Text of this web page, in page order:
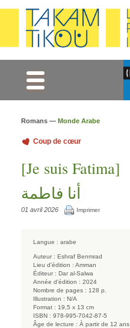
Romans — Monde Arabe
Coup de cœur
[Je suis Fatima]
أنا فاطمة
01 avril 2026 Imprimer
Langue : arabe
Auteur : Eshraf Benmrad
Lieu d'édition : Amman
Éditeur : Dar al-Salwa
Année d'édition : 2024
Nombre de pages : 128 p.
Illustration : N/A
Format : 19,5 x 13 cm
ISBN : 978-995-7042-87-5
Âge de lecture : À partir de 12 ans